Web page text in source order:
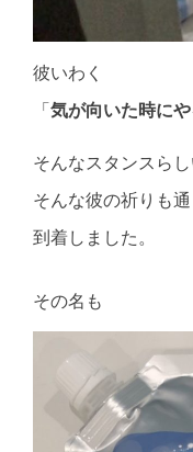
彼いわく
「気が向いた時に
そんなスタンスらし
そんな彼の祈りも
到着しました。
その